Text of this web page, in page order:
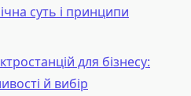
суть і принципи
для бізнесу:
й вибір